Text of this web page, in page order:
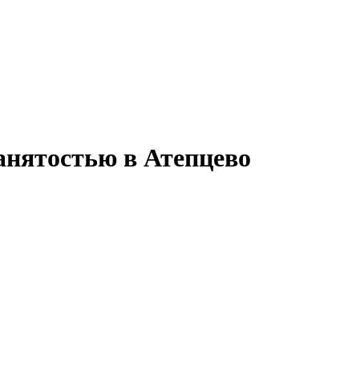
в Атепцево